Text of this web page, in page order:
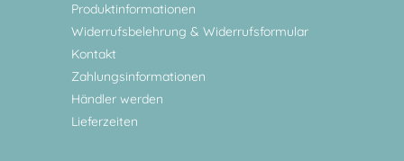
Produktinformationen
Widerrufsbelehrung & Widerrufsformular
Kontakt
Zahlungsinformationen
Händler werden
Lieferzeiten